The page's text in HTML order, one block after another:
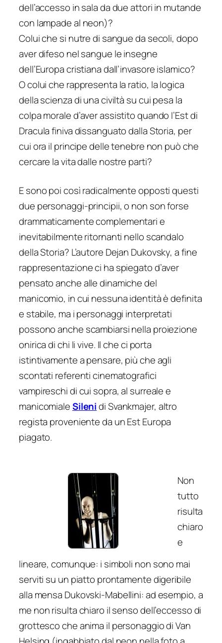
dell’accesso in sala da due attori in mutande
con lampade al neon)?
Colui che si nutre di sangue da secoli, dopo
aver difeso nel sangue le insegne
dell’Europa cristiana dall’invasore islamico?
O colui che rappresenta la ratio, la logica
della scienza di una civiltà su cui pesa la
colpa morale d’aver assistito quando l’Est di
Dracula finiva dissanguato dalla Storia, per
cui ora il principe delle tenebre non può che
cercare la vita dalle nostre parti?
E sono poi così radicalmente opposti questi
due personaggi-principii, o non son forse
drammaticamente complementari e
inevitabilmente ritornanti nello scandalo
della Storia? L’autore Dejan Dukovsky, a fine
rappresentazione ci ha spiegato d’aver
pensato anche alle dinamiche del
manicomio, in cui nessuna identità è definita
e stabile, ma i personaggi interpretati
possono anche scambiarsi nella proiezione
onirica di chi li vive. Il che ci porta
istintivamente a pensare, più che agli
scontati referenti cinematografici
vampireschi di cui sopra, al surreale e
manicomialeSilenidi Svankmajer, altro
regista proveniente da un Est Europa
piagato.
Non
tutto
risulta
chiaro
e
lineare, comunque: i simboli non sono mai
serviti su un piatto prontamente digeribile
alla mensa Dukovski-Mabellini: ad esempio, a
me non risulta chiaro il senso dell’eccesso di
grottesco che anima il personaggio di Van